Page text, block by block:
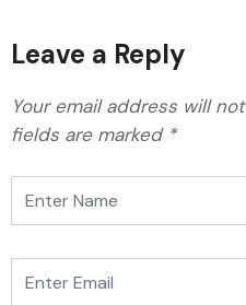
Leave a Reply
Your email address will
fields are marked *